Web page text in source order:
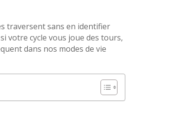
traversent sans en identifier
votre cycle vous joue des tours,
dans nos modes de vie